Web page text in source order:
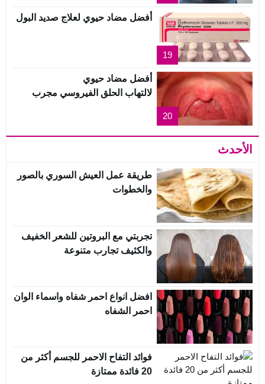
19
أفضل مضاد حيوي لعلاج صديد البول
20
أفضل مضاد حيوي
لالتهاب الحلق الفيروسي مجرب
الأحدث
طريقة عمل العيش السوري بالصور
والخطوات
تجربتي مع البروتين للشعر الخفيف
والكثيف تجارب متنوعة
افضل انواع احمر شفاه واسماء الوان
احمر الشفاه
فوائد التفاح الاحمر للجسم أكثر من
20 فائدة ممتازة